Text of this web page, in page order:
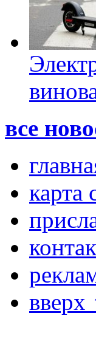
все
карта
вверх